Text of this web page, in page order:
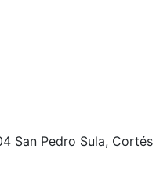
San Pedro Sula, Cortés